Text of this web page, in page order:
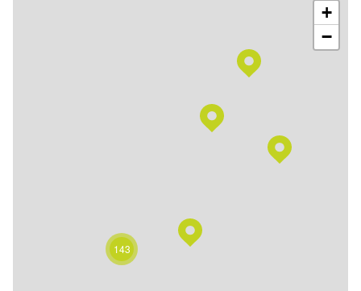
143
+
−